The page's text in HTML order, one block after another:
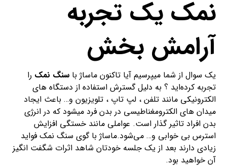
نمک یک تجربه
آرامش بخش
یک سوال از شما میپرسیم آیا تاکنون ماساژ با سنگ نمک را
تجربه کرده‌اید ؟ به دلیل گسترش استفاده از دستگاه های
الکترونیکی مانند تلفن ، لپ تاپ ، تلویزیون و… باعث ایجاد
میدان های الکترومغناطیسی در بدن فرد میشود که در انرژی
بدن افراد تاثیر گذار است. عواملی مانند خستگی افزایش
استرس بی خوابی و… می‌شود.ماساژ با گوی سنگ نمک فواید
زیادی دارند بعد از یک جلسه خودتان شاهد اثرات شگفت انگیز
آن خواهید بود.